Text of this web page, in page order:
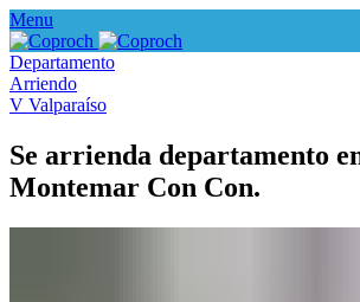
Menu
Departamento
Arriendo
V Valparaíso
Se arrienda departamento
Montemar Con Con.